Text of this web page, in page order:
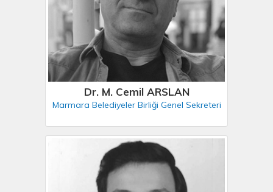
Dr. M. Cemil ARSLAN
Marmara Belediyeler Birliği Genel Sekreteri